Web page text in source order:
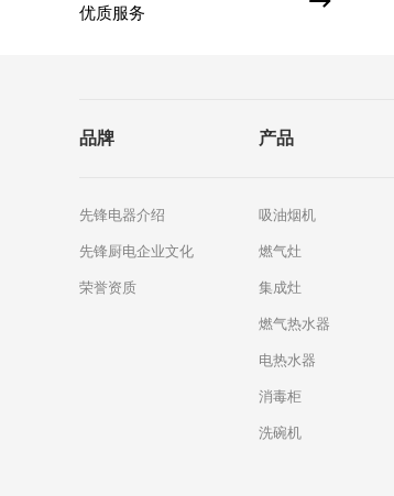
优质服务
品牌
先锋电器介绍
先锋厨电企业文化
荣誉资质
产品
吸油烟机
燃气灶
集成灶
燃气热水器
电热水器
消毒柜
洗碗机